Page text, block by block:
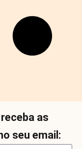
as
seu email: